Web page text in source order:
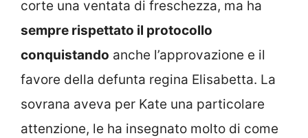
corte una ventata di freschezza, ma ha
sempre rispettato il protocollo
conquistando anche l’approvazione e il
favore della defunta regina Elisabetta. La
sovrana aveva per Kate una particolare
attenzione, le ha insegnato molto di come